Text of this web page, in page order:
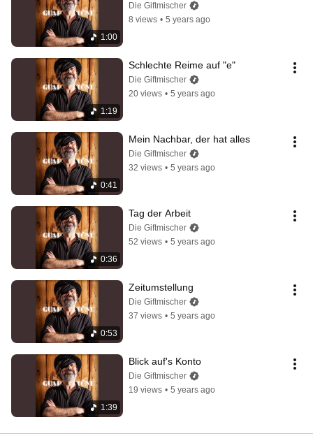
1:00
Die Giftmischer
8 views • 5 years ago
1:19
Schlechte Reime auf "e"
Die Giftmischer
20 views • 5 years ago
0:41
Mein Nachbar, der hat alles
Die Giftmischer
32 views • 5 years ago
0:36
Tag der Arbeit
Die Giftmischer
52 views • 5 years ago
0:53
Zeitumstellung
Die Giftmischer
37 views • 5 years ago
1:39
Blick auf's Konto
Die Giftmischer
19 views • 5 years ago